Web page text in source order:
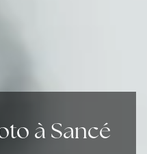
à Sancé